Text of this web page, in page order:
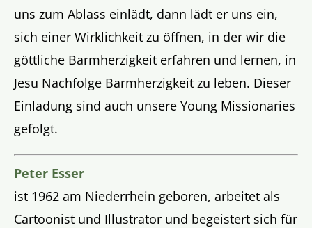
uns zum Ablass einlädt, dann lädt er uns ein,
sich einer Wirklichkeit zu öffnen, in der wir die
göttliche Barmherzigkeit erfahren und lernen, in
Jesu Nachfolge Barmherzigkeit zu leben. Dieser
Einladung sind auch unsere Young Missionaries
gefolgt.
Peter Esser
ist 1962 am Niederrhein geboren, arbeitet als
Cartoonist und Illustrator und begeistert sich für